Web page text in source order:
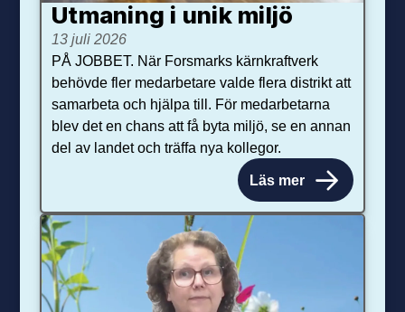
Utmaning i unik miljö
13 juli 2026
PÅ JOBBET. När Forsmarks kärnkraftverk
behövde fler medarbetare valde flera distrikt att
samarbeta och hjälpa till. För medarbetarna
blev det en chans att få byta miljö, se en annan
del av landet och träffa nya kollegor.
Läs mer